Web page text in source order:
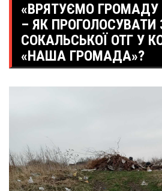
«ВРЯТУЄМО ГРОМАДУ
– ЯК ПРОГОЛОСУВАТИ
СОКАЛЬСЬКОЇ ОТГ У
«НАША ГРОМАДА»?